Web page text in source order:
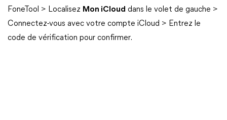
FoneTool > Localisez Mon iCloud dans le volet de gauche >
Connectez-vous avec votre compte iCloud > Entrez le
code de vérification pour confirmer.